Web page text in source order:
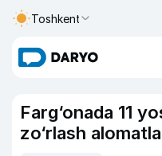
Toshkent
Farg‘onada 11
zo‘rlash